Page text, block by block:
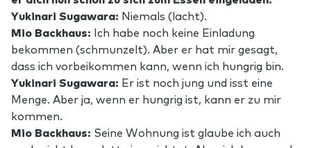
Yukinari Sugawara: Niemals (lacht).
Mio Backhaus: Ich habe noch keine Einladung
bekommen (schmunzelt). Aber er hat mir gesagt,
dass ich vorbeikommen kann, wenn ich hungrig bin.
Yukinari Sugawara: Er ist noch jung und isst eine
Menge. Aber ja, wenn er hungrig ist, kann er zu mir
kommen.
Mio Backhaus: Seine Wohnung ist glaube ich auch